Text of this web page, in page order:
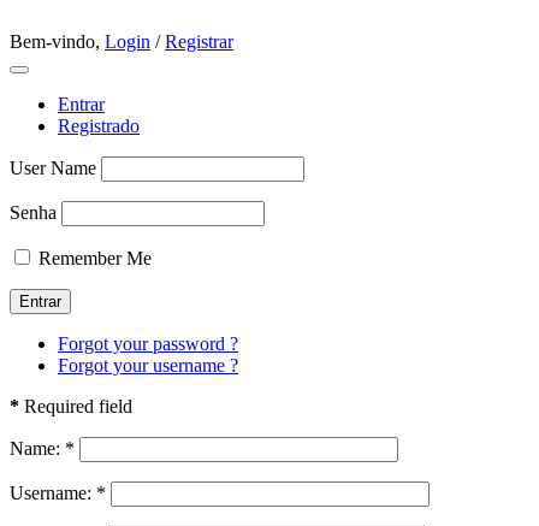
Bem-vindo, Login /Registrar
Entrar
Registrado
User Name
Senha
Remember Me
Forgot your password ?
Forgot your username ?
* Required field
Name: *
Username: *